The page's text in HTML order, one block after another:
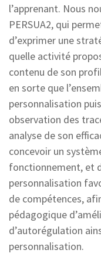
l’apprenant. Nous
PERSUA2, qui
d’exprimer une
quelle activité
contenu de son
en sorte que
personnalisation
observation des
analyse de son
concevoir un
fonctionnement, et
personnalisation
de compétences,
pédagogique
d’autorégulation
personnalisation.